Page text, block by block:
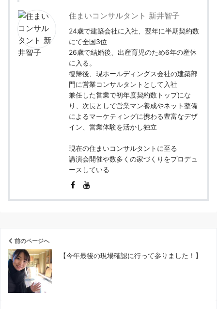
住まいコンサルタント 新井智子
24歳で建築会社に入社、翌年に半期契約数
にて全国3位
26歳で結婚後、出産育児のため6年の産休
に入る。
復帰後、現ホールディングス会社の建築部
門に営業コンサルタントとして入社
兼任した営業で初年度契約数トップにな
り、次長として営業マン養成やネット整備
によるマーケティングに携わる豊富なデザ
イン、営業体験を活かし独立
現在の住まいコンサルタントに至る
講演会開催や数多くの家づくりをプロデュ
ースしている
前のページへ
【今年最後の現場確認に行って参りました！】